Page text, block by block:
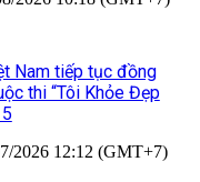
Nam tiếp tục đồng
thi “Tôi Khỏe Đẹp
2026 12:12 (GMT+7)